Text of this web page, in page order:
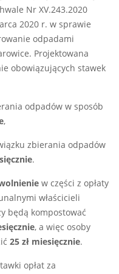
Nr XV.243.2020
2020 r. w sprawie
odpadami
Projektowana
obowiązujących stawek
odpadów w sposób
,
zbierania odpadów
.
w części z opłaty
właścicieli
będą kompostować
, a więc osoby
25 zł miesięcznie.
opłat za